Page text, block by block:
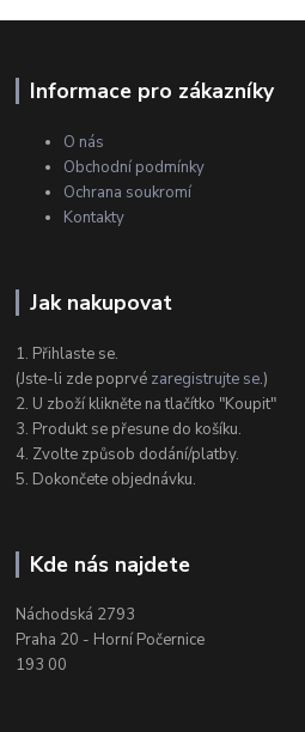
Informace pro zákazníky
O nás
Obchodní podmínky
Ochrana soukromí
Kontakty
Jak nakupovat
1. Přihlaste se.
(Jste-li zde poprvé zaregistrujte se.)
2. U zboží klikněte na tlačítko "Koupit"
3. Produkt se přesune do košíku.
4. Zvolte způsob dodání/platby.
5. Dokončete objednávku.
Kde nás najdete
Náchodská 2793
Praha 20 - Horní Počernice
193 00